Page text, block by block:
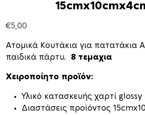
€5,00
Ατομικά Κουτάκια για πατατάκια
παιδικά πάρτυ. 8 τεμαχια
Χειροποίητο προϊόν:
Υλικό κατασκευής χαρτί glossy
Διαστάσεις προϊόντος